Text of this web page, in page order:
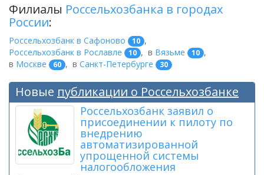
Филиалы Россельхозбанка в городах
России:
Россельхозбанк в Сафоново 10 ,
Россельхозбанк в Рославле
10 , в Вязьме 10 ,
в Москве 60 , в Санкт-Петербурге 30
Новые публикации о Россельхозбанке
Россельхозбанк заявил о
присоединении к пилоту по
внедрению
автоматизированной
упрощенной системы
налогообложения